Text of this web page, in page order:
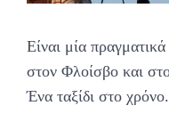
Είναι μία
στον Φλοίσβο και
Ένα ταξίδι στο χρόνο.